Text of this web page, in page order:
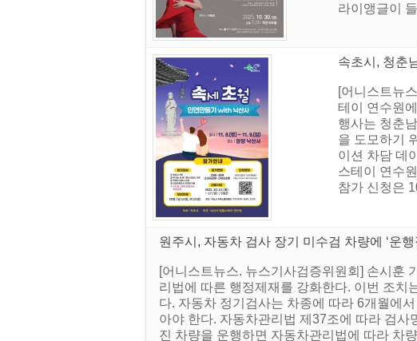
라이앵글이
속초시, 청춘
[어니스트뉴
테이 연수원
행사는 청춘
을 도모하기
이션 차담 데
스테이 연수
참가 신청은
원주시, 자동차 검사 장기 미수검 차량에 ‘운
[어니스트뉴스. 뉴스기사검증위원회] 손시훈
리법에 따른 행정제재를 강화한다. 이번 조치
다. 자동차 정기검사는 차종에 따라 6개월에
아야 한다. 자동차관리법 제37조에 따라 검
진 차량을 운행하면 자동차관리법에 따라 차